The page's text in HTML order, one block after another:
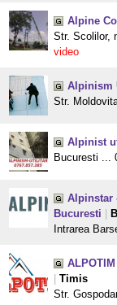
Alpine
Str. Scolilor,
video
Alpinism
Str.
Alpinist
Bucuresti ...
Alpinstar
Bucuresti
Intrarea
Timis
Str.